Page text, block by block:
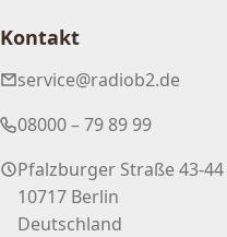
Kontakt
service@radiob2.de
08000 – 79 89 99
Pfalzburger Straße 43-44
10717 Berlin
Deutschland